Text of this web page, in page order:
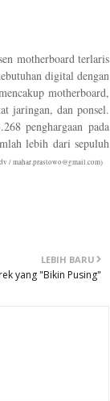
motherboard terlaris
digital dengan
motherboard,
jaringan, dan ponsel.
penghargaan pada
lebih dari sepuluh
/ mahar.prastowo@gmail.com)
LEBIH BARU
yang "Bikin Pusing"